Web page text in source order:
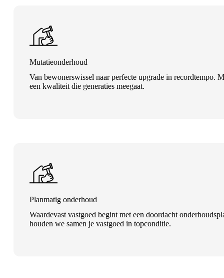
Mutatieonderhoud
Van bewonerswissel naar perfecte upgrade in recordtempo.
een kwaliteit die generaties meegaat.
Planmatig onderhoud
Waardevast vastgoed begint met een doordacht
houden we samen je vastgoed in topconditie.